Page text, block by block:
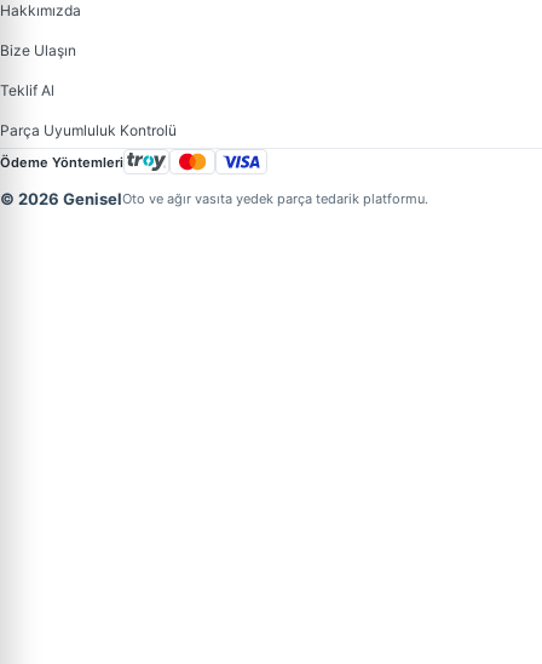
Hakkımızda
Bize Ulaşın
Teklif Al
Parça Uyumluluk Kontrolü
Ödeme Yöntemleri
© 2026 GeniselOto ve ağır vasıta yedek parça tedarik platformu.